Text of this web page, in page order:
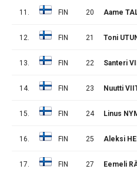
11. FIN 20 Aame
12. FIN 21 Toni
13. FIN 22 Santeri
14. FIN 23 Nuutti
15. FIN 24 Linus
16. FIN 25 Aleksi
17. FIN 27 Eemeli